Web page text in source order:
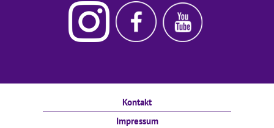
Instagram
Akademischer
Ruderverein
Ruderverein
Kiel
Facebook
Kiel
Youtube
Kontakt
Impressum